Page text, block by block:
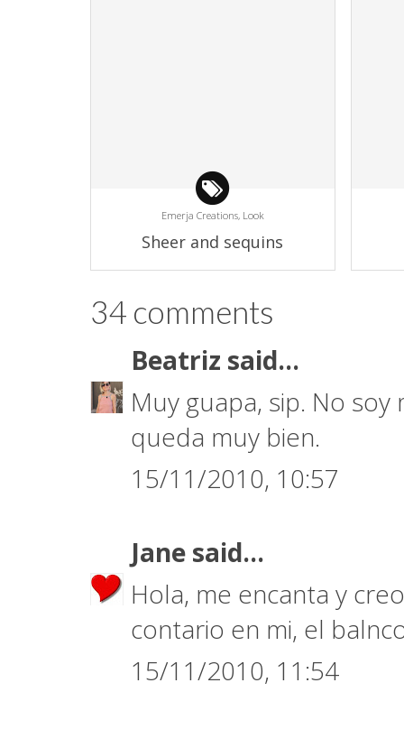
Emerja Creations, Look
Sheer and sequins
34 comments
Beatriz said...
Muy guapa, sip. No
queda muy bien.
15/11/2010, 10:57
Jane said...
Hola, me encanta y
contario en mi, el
15/11/2010, 11:54